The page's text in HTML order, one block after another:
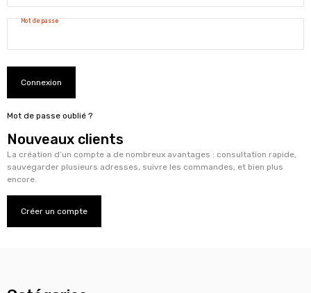
Mot de passe
Connexion
Mot de passe oublié ?
Nouveaux clients
La création d’un compte a de nombreux avantages : consultation rapide,
sauvegarder plusieurs adresses, suivre les commandes, et bien plus
encore.
Créer un compte